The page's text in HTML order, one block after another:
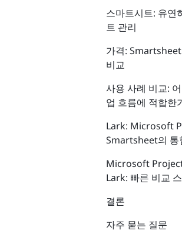
스마트시트: 유연
트 관리
가격:
비교
사용 사례 비교:
업 흐름에 적합한
Lark: Microsoft
Smartsheet의 통
Microsoft
Lark: 빠른 비교
결론
자주 묻는 질문